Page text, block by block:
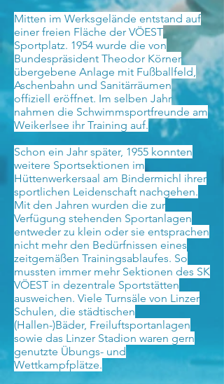
Mitten im Werksgelände entstand auf
einer freien Fläche der VÖEST
Sportplatz. 1954 wurde die von
Bundespräsident Theodor Körner
übergebene Anlage mit Fußballfeld,
Aschenbahn und Sanitärräumen
offiziell eröffnet. Im selben Jahr
nahmen die Schwimmsportfreunde am
Weikerlsee ihr Training auf.
Schon ein Jahr später, 1955 konnten
weitere Sportsektionen im
Hüttenwerkersaal am Bindermichl ihrer
sportlichen Leidenschaft nachgehen.
Mit den Jahren wurden die zur
Verfügung stehenden Sportanlagen
entweder zu klein oder sie entsprachen
nicht mehr den Bedürfnissen eines
zeitgemäßen Trainingsablaufes. So
mussten immer mehr Sektionen des SK
VÖEST in dezentrale Sportstätten
ausweichen. Viele Turnsäle von Linzer
Schulen, die städtischen
(Hallen-)Bäder, Freiluftsportanlagen
sowie das Linzer Stadion waren gern
genutzte Übungs- und
Wettkampfplätze.